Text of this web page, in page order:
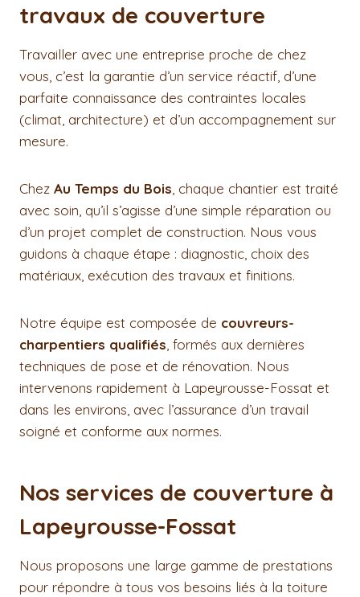
travaux de couverture
Travailler avec une entreprise proche de chez
vous, c’est la garantie d’un service réactif, d’une
parfaite connaissance des contraintes locales
(climat, architecture) et d’un accompagnement sur
mesure.
Chez Au Temps du Bois, chaque chantier est traité
avec soin, qu’il s’agisse d’une simple réparation ou
d’un projet complet de construction. Nous vous
guidons à chaque étape : diagnostic, choix des
matériaux, exécution des travaux et finitions.
Notre équipe est composée de couvreurs-
charpentiers qualifiés, formés aux dernières
techniques de pose et de rénovation. Nous
intervenons rapidement à Lapeyrousse-Fossat et
dans les environs, avec l’assurance d’un travail
soigné et conforme aux normes.
Nos services de couverture à
Lapeyrousse-Fossat
Nous proposons une large gamme de prestations
pour répondre à tous vos besoins liés à la toiture